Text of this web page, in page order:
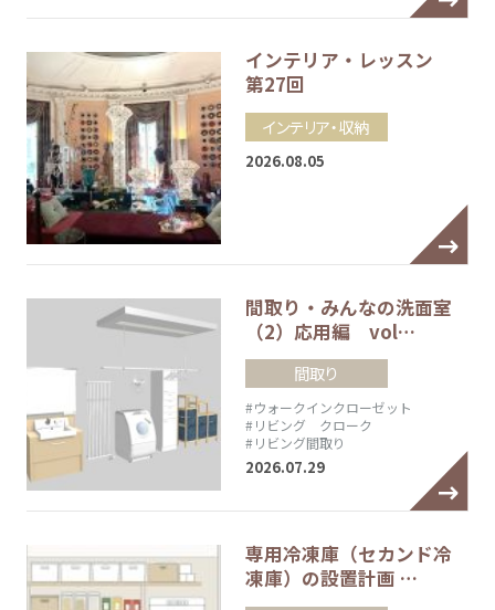
インテリア・レッスン
第27回
インテリア・収納
2026.08.05
間取り・みんなの洗面室
（2）応用編 vol…
間取り
#ウォークインクローゼット
#リビング クローク
#リビング間取り
2026.07.29
専用冷凍庫（セカンド冷
凍庫）の設置計画 …